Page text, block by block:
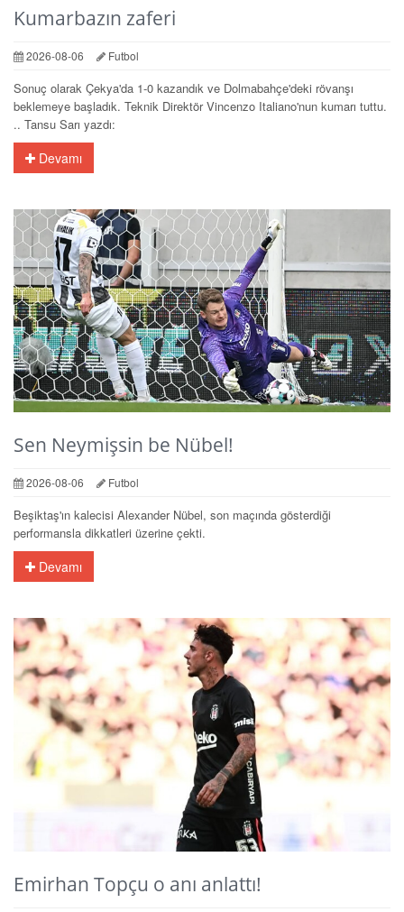
Kumarbazın zaferi
2026-08-06 Futbol
Sonuç olarak Çekya'da 1-0 kazandık ve Dolmabahçe'deki rövanşı
beklemeye başladık. Teknik Direktör Vincenzo Italiano'nun kumarı tuttu.
.. Tansu Sarı yazdı:
Devamı
Sen Neymişsin be Nübel!
2026-08-06 Futbol
Beşiktaş'ın kalecisi Alexander Nübel, son maçında gösterdiği
performansla dikkatleri üzerine çekti.
Devamı
Emirhan Topçu o anı anlattı!